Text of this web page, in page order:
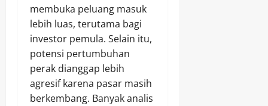
membuka peluang masuk
lebih luas, terutama bagi
investor pemula. Selain itu,
potensi pertumbuhan
perak dianggap lebih
agresif karena pasar masih
berkembang. Banyak analis